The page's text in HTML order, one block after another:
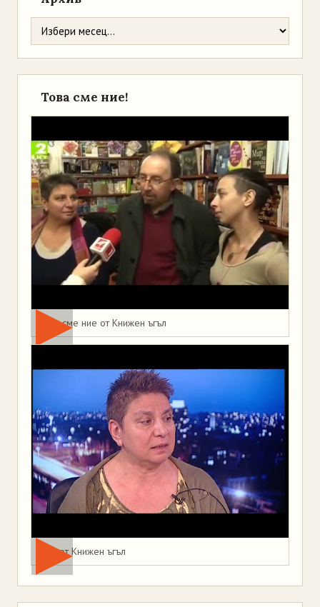
Това сме ние!
Това сме ние от Книжен ъгъл
Мая от Книжен ъгъл